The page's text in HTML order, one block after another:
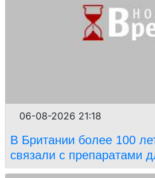
06-08-2026 21:18
В Британии более 100
связали с препаратами